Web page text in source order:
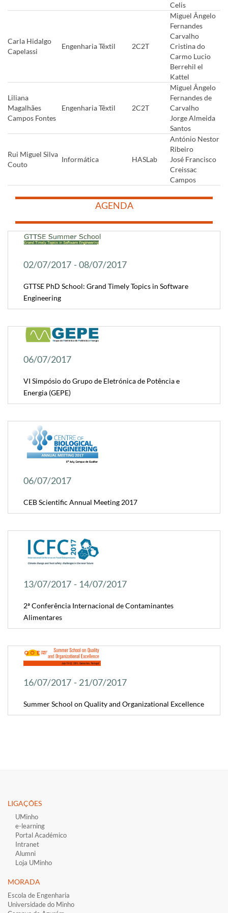
Celis
Carla Hidalgo
Capelassi
Engenharia Têxtil 2C2T
Miguel Ângelo
Fernandes
Carvalho
Cristina do
Carmo Lucio
Berrehil el
Kattel
Liliana
Magalhães
Campos Fontes
Engenharia Têxtil 2C2T
Miguel Ângelo
Fernandes de
Carvalho
Jorge Almeida
Santos
Rui Miguel Silva
Couto
Informática HASLab
António Nestor
Ribeiro
José Francisco
Creissac
Campos
​
AGENDA
​
​
02/07/2017 - 08/07/2017
GTTSE PhD School: Grand Timely Topics in Software
Engineering
06/07/2017
VI Simpósio do Grupo de Eletrónica de Potência e
Energia (GEPE)
06/07/2017
CEB Scientific Annual Meeting 2017
13/07/2017 - 14/07/2017
2ª Conferência Internacional de Contaminantes
Alimentares
16/07/2017 - 21/07/2017
Summer School on Quality and Organizational Excellence
LIGAÇÕES​
UMinho
e-learning
Portal Académico
Intranet
Alumni
Loja UMinho
MORADA
Escola de Engenharia
Universidade do Minho